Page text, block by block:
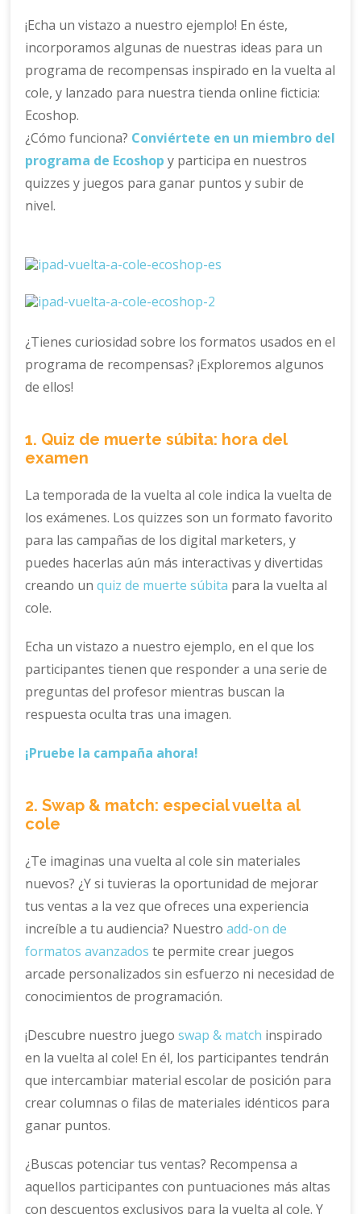
¡Echa un vistazo a nuestro ejemplo! En éste,
incorporamos algunas de nuestras ideas para un
programa de recompensas inspirado en la vuelta al
cole, y lanzado para nuestra tienda online ficticia:
Ecoshop.
¿Cómo funciona? Conviértete en un miembro del
programa de Ecoshop y participa en nuestros
quizzes y juegos para ganar puntos y subir de
nivel.
¿Tienes curiosidad sobre los formatos usados en el
programa de recompensas? ¡Exploremos algunos
de ellos!
1. Quiz de muerte súbita: hora del
examen
La temporada de la vuelta al cole indica la vuelta de
los exámenes. Los quizzes son un formato favorito
para las campañas de los digital marketers, y
puedes hacerlas aún más interactivas y divertidas
creando unquiz de muerte súbita para la vuelta al
cole.
Echa un vistazo a nuestro ejemplo, en el que los
participantes tienen que responder a una serie de
preguntas del profesor mientras buscan la
respuesta oculta tras una imagen.
¡Pruebe la campaña ahora!
2. Swap & match: especial vuelta al
cole
¿Te imaginas una vuelta al cole sin materiales
nuevos? ¿Y si tuvieras la oportunidad de mejorar
tus ventas a la vez que ofreces una experiencia
increíble a tu audiencia? Nuestroadd-on de
formatos avanzados te permite crear juegos
arcade personalizados sin esfuerzo ni necesidad de
conocimientos de programación.
¡Descubre nuestro juegoswap & match inspirado
en la vuelta al cole! En él, los participantes tendrán
que intercambiar material escolar de posición para
crear columnas o filas de materiales idénticos para
ganar puntos.
¿Buscas potenciar tus ventas? Recompensa a
aquellos participantes con puntuaciones más altas
con descuentos exclusivos para la vuelta al cole. Y